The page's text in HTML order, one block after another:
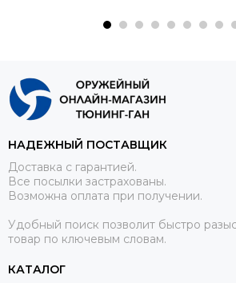
НАДЕЖНЫЙ ПОСТАВЩИК
Доставка с гарантией.
Все посылки застрахованы.
Возможна оплата при получении.
Удобный поиск позволит быстро
товар по ключевым словам.
КАТАЛОГ